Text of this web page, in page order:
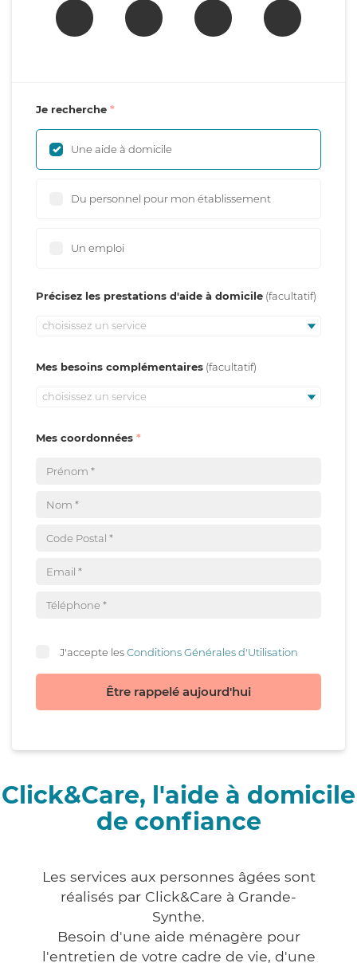
Je recherche
Une aide à domicile
Du personnel pour mon établissement
Un emploi
Précisez les prestations d'aide à domicile
choisissez un service
Mes besoins complémentaires
choisissez un service
Mes coordonnées
J'accepte lesConditions Générales d'Utilisation
Être rappelé aujourd'hui
Click&Care, l'aide à domicile
de confiance
Les services aux personnes âgées sont
réalisés par Click&Care à Grande-
Synthe.
Besoin d'une aide ménagère pour
l'entretien de votre cadre de vie, d'une